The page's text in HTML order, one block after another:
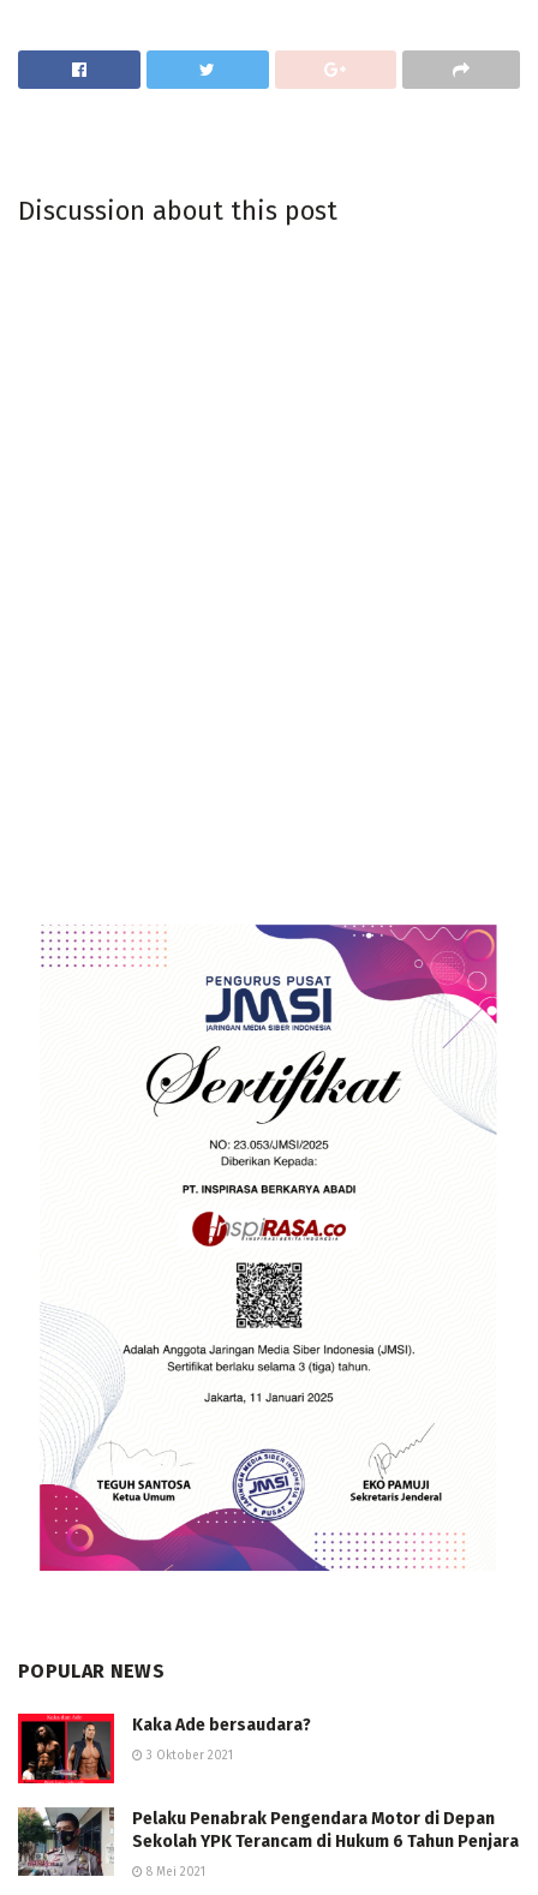
Discussion about this post
POPULAR NEWS
Kaka Ade bersaudara?
3 Oktober 2021
Pelaku Penabrak Pengendara Motor di Depan
Sekolah YPK Terancam di Hukum 6 Tahun Penjara
8 Mei 2021